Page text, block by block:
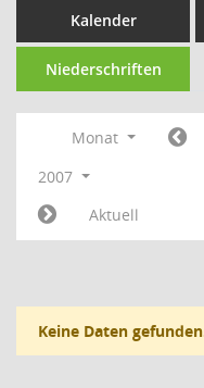
Kalender
Niederschriften
Monat
2007
Aktuell
Keine Daten